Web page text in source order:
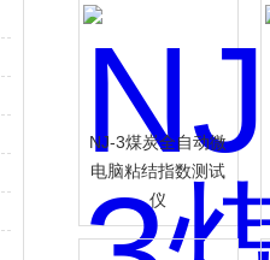
NJ-3煤炭全自动微
电脑粘结指数测试
仪